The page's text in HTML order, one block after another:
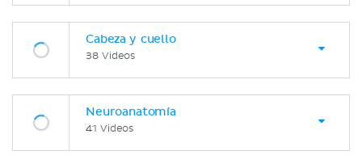
Cabeza y cuello
38 Videos
Neuroanatomía
41 Videos